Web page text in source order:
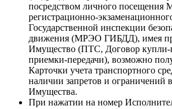
посредством личного посещения
регистрационно-
Государственной инспекции
движения (МРЭО ГИБДД), имея
Имущество (ПТС, Договор
приемки-передачи), возможно
Карточки учета транспортного
наличии запретов и ограничений
Имущества.
При нажатии на номер